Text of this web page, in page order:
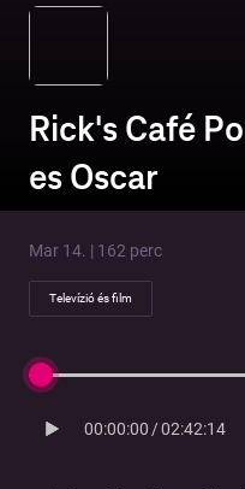
Rick's Café
es Oscar
Mar 14. | 162 perc
Televízió és film
00:00:00/02:42:14